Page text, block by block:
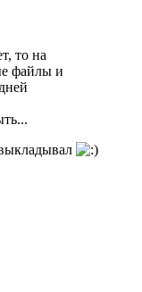
то на
файлы и